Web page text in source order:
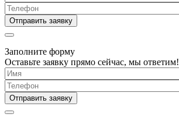
Заполните форму
Оставьте заявку прямо сейчас, мы ответим!